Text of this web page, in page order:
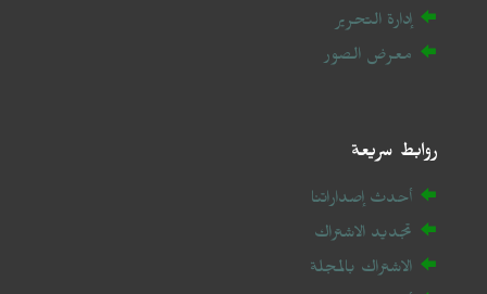
إدارة التحرير
معرض الصور
روابط سريعة
أحدث إصداراتنا
تجديد الاشتراك
الاشتراك بالمجلة